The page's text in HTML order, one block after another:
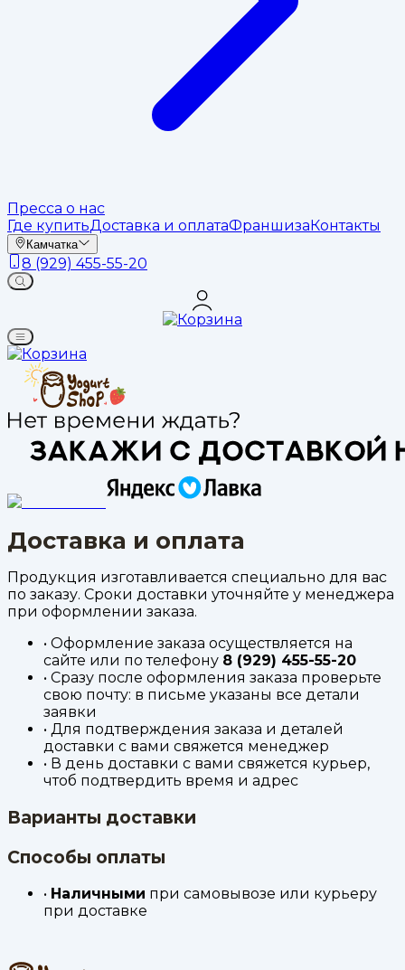
Пресса о нас
Где купитьДоставка и оплатаФраншизаКонтакты
Камчатка
8 (929) 455-55-20
Доставка и оплата
Продукция изготавливается специально для вас
по заказу. Сроки доставки уточняйте у менеджера
при оформлении заказа.
• Оформление заказа осуществляется на
сайте или по телефону 8 (929) 455-55-20
• Сразу после оформления заказа проверьте
свою почту: в письме указаны все детали
заявки
• Для подтверждения заказа и деталей
доставки с вами свяжется менеджер
• В день доставки с вами свяжется курьер,
чтоб подтвердить время и адрес
Варианты доставки
Способы оплаты
• Наличными при самовывозе или курьеру
при доставке